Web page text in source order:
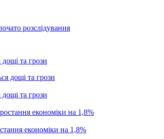
розслідування
та грози
та грози
економіки на 1,8%